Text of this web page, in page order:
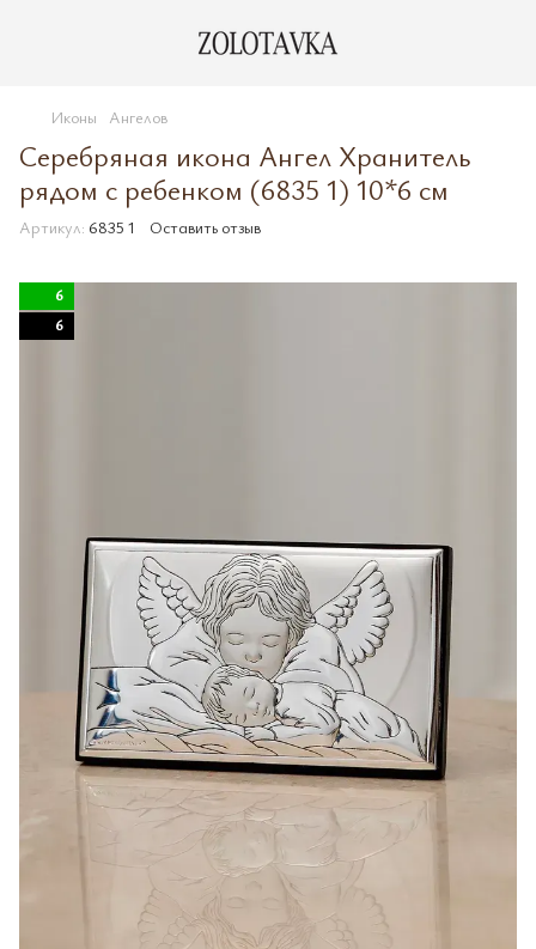
Иконы Ангелов
Серебряная икона Ангел Хранитель
рядом с ребенком (6835 1) 10*6 см
Артикул: 6835 1 Оставить отзыв
6
6